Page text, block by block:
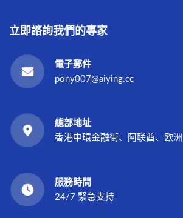
立即諮詢我們的專家
電子郵件
pony007@aiying.cc
總部地址
香港中環金融街、阿联酋、欧
服務時間
24/7 緊急支持